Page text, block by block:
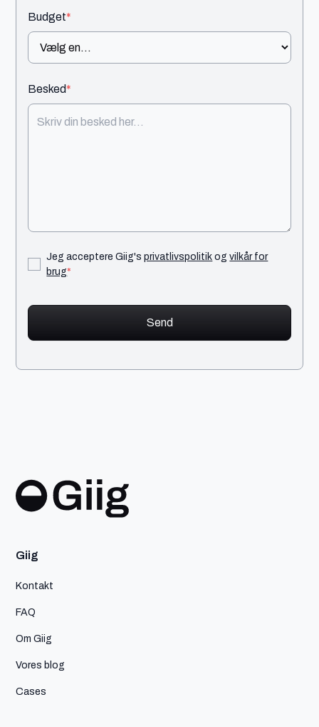
Budget*
Besked*
Jeg acceptere Giig'sprivatlivspolitikogvilkår for
brug*
Giig
Kontakt
FAQ
Om Giig
Vores blog
Cases